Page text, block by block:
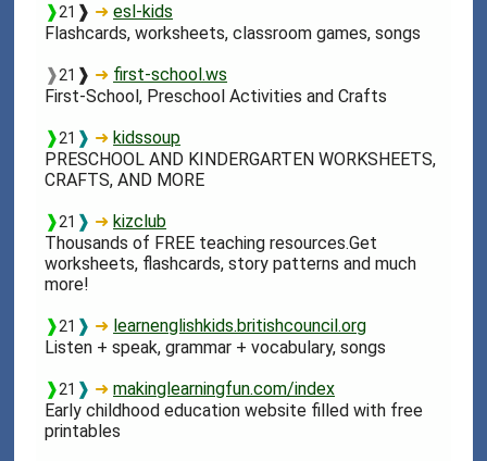
❱21 ❱ ➜esl-kids
Flashcards, worksheets, classroom games, songs
❱21 ❱ ➜ first-school.ws
First-School, Preschool Activities and Crafts
❱21 ❱ ➜ kidssoup
PRESCHOOL AND KINDERGARTEN WORKSHEETS,
CRAFTS, AND MORE
❱21 ❱ ➜ kizclub
Thousands of FREE teaching resources.Get
worksheets, flashcards, story patterns and much
more!
❱21 ❱ ➜ learnenglishkids.britishcouncil.org
Listen + speak, grammar + vocabulary, songs
❱21 ❱ ➜makinglearningfun.com/index
Early childhood education website filled with free
printables